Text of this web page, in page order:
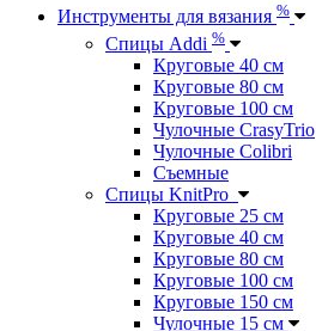
Инструменты для вязания %
Спицы Addi %
Круговые 40 см
Круговые 80 см
Круговые 100 см
Чулочные CrasyTrio
Чулочные Colibri
Съемные
Спицы KnitPro
Круговые 25 см
Круговые 40 см
Круговые 80 см
Круговые 100 см
Круговые 150 см
Чулочные 15 см